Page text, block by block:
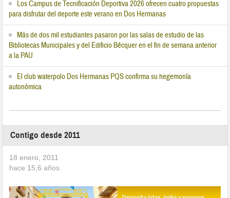
Los Campus de Tecnificación Deportiva 2026 ofrecen cuatro propuestas
para disfrutar del deporte este verano en Dos Hermanas
Más de dos mil estudiantes pasaron por las salas de estudio de las
Bibliotecas Municipales y del Edificio Bécquer en el fin de semana anterior
a la PAU
El club waterpolo Dos Hermanas PQS confirma su hegemonía
autonómica
Contigo desde 2011
18 enero, 2011
hace 15,6 años.